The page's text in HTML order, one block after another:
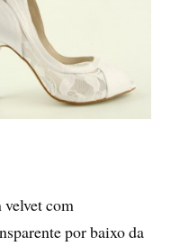
velvet com
por baixo da